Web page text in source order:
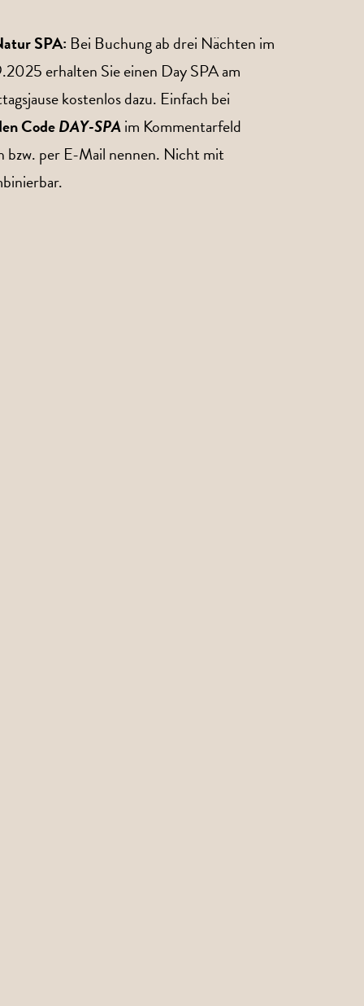
SPA: Bei Buchung ab drei Nächten im
erhalten Sie einen Day SPA am
kostenlos dazu. Einfach bei
CodeDAY-SPAim Kommentarfeld
bzw. per E-Mail nennen. Nicht mit